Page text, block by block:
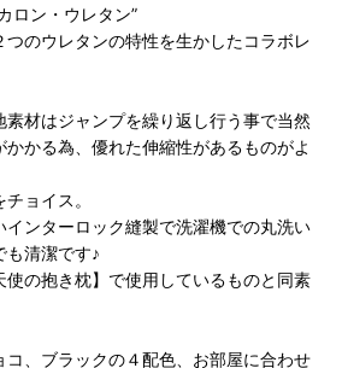
ロン・ウレタン”
つのウレタンの特性を生かしたコラボレ
素材はジャンプを繰り返し行う事で当然
かる為、優れた伸縮性があるものがよ
ョイス。
ンターロック縫製で洗濯機での丸洗い
も清潔です♪
使の抱き枕】で使用しているものと同素
コ、ブラックの４配色、お部屋に合わせ